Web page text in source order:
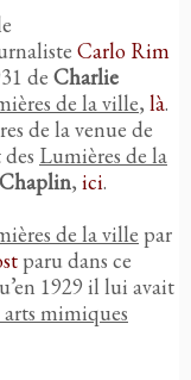
Carlo Rim
de Charlie
de la ville, là.
de la venue de
Lumières de la
Chaplin, ici.
de la ville par
paru dans ce
1929 il lui avait
mimiques